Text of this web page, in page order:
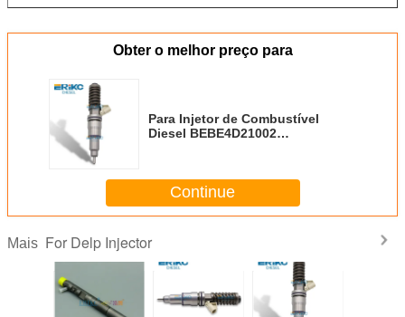
Obter o melhor preço para
Para Injetor de Combustível
Diesel BEBE4D21002
84840 HRE348 3380084840
63229468 21371673 85003264
Bico Injetor Diesel 20972224
21340612
Continue
Mais For Delp Injector